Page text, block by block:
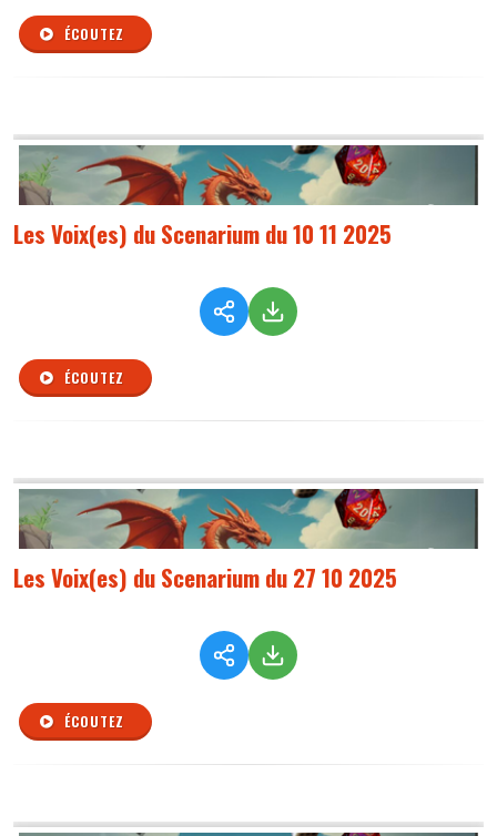
ÉCOUTEZ
Les Voix(es) du Scenarium du 10 11 2025
ÉCOUTEZ
Les Voix(es) du Scenarium du 27 10 2025
ÉCOUTEZ